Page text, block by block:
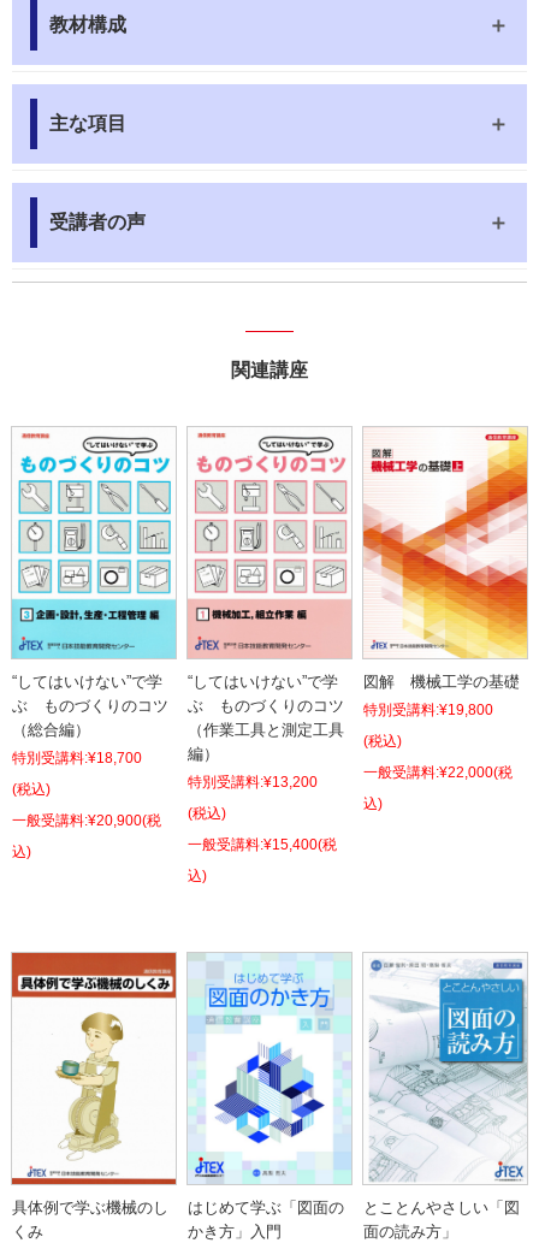
教材構成
主な項目
受講者の声
関連講座
“してはいけない”で学
ぶ ものづくりのコツ
（総合編）
特別受講料:¥18,700
(税込)
¥20,900(税
込)
“してはいけない”で学
ぶ ものづくりのコツ
（作業工具と測定工具
編）
特別受講料:¥13,200
(税込)
¥15,400(税
込)
図解 機械工学の基礎
特別受講料:¥19,800
(税込)
¥22,000(税
込)
具体例で学ぶ機械のし
くみ
はじめて学ぶ「図面の
かき方」入門
とことんやさしい「図
面の読み方」